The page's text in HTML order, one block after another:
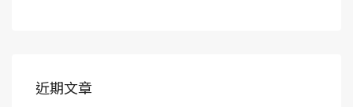
近期文章